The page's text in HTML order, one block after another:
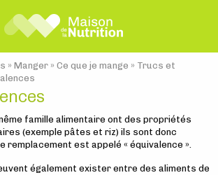
» Manger » Ce que je mange » Trucs et
famille alimentaire ont des propriétés
(exemple pâtes et riz) ils sont donc
remplacement est appelé « équivalence ».
également exister entre des aliments de